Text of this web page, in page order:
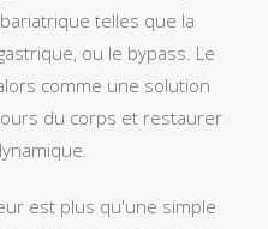
telles que la
ou le bypass. Le
comme une solution
du corps et restaurer
est plus qu'une simple